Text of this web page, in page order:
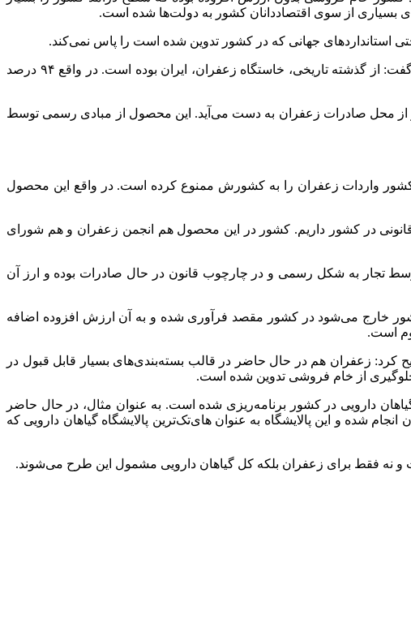
بسیاری از سوی اقتصاددانان کشور به دولت‌ها شده است.
استانداردهای جهانی که در کشور تدوین شده است را پاس نمی‌کند.
محمدمهدی برومندی، معاون امور باغبانی وزارت جهاد کشاورزی درباره چرایی صادرات فله‌ای زعفران از کشور به خبرنگار مهر گفت: از گذشته تاریخی، خاستگاه زعفران، ایران بوده است. در واقع ۹۴ درصد
افزود: سالانه حدود ۳۰۰ میلیون دلار درآمد ارزی برای کشور از محل صادرات زعفران به دست می‌آید. این محصول از مبادی رسمی توسط
کشور واردات زعفران را به کشورش ممنوع کرده است. در واقع این محصول
قانونی در کشور داریم. کشور در این محصول هم انجمن زعفران و هم شورای
تجار به شکل رسمی و در چارچوب قانون در حال صادرات بوده و ارز آن
خارج می‌شود در کشور مقصد فرآوری شده و به آن ارزش افزوده اضافه
است.
کرد: زعفران هم در حال حاضر در قالب بسته‌بندی‌های بسیار قابل قبول در
از خام فروشی تدوین شده است.
گیاهان دارویی در کشور برنامه‌ریزی شده است. به عنوان مثال، در حال حاضر
های‌تک‌ترین پالایشگاه گیاهان دارویی که
و نه فقط برای زعفران بلکه کل گیاهان دارویی مشمول این طرح می‌شوند.